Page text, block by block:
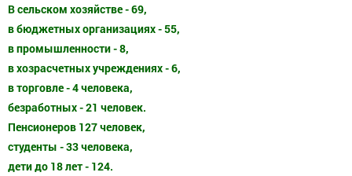
В сельском хозяйстве - 69,
в бюджетных организациях - 55,
в промышленности - 8,
в хозрасчетных учреждениях - 6,
в торговле - 4 человека,
безработных - 21 человек.
Пенсионеров 127 человек,
студенты - 33 человека,
дети до 18 лет - 124.